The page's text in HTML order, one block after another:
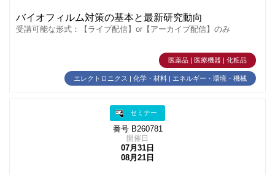
バイオフィルム対策の基本と最新研究動向
受講可能な形式：【ライブ配信】or【アーカイブ配信】のみ
医薬品 | 医療機器 | 化粧品
エレクトロニクス | 化学・材料 | エネルギー・環境・機械
セミナー
番号 B260781
開催日
07月31日
08月21日